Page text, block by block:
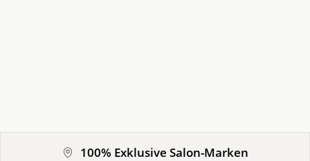
100% Exklusive Salon-Marken